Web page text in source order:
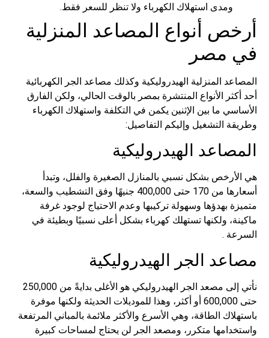
ومدى استهلاك الكهرباء ولا تنظر للسعر فقط.
أنواع المصاعد المنزلية
مصر
المنزلية الهيدروليكية وكذلك مصاعد الجر الكهربائية
الأنواع المنتشرة بمصر بالوقت الحالي، ولكن الفارق
ما بين الإثنين يكمن في التكلفة واستهلاك الكهرباء
التشغيل وإليكم التفاصيل:
الهيدروليكية
بشكل نسبي بالمنازل الصغيرة والفلل، وتبدأ
أسعارها من 170 حتى 400,000 جنيهًا وفق التشطيب والسعة،
بهدؤها وسهولة تركيبها وعدم الاحتياج لوجود غرفة
ولكنها تستهلك كهرباء بشكل أعلى نسبيًا وبطيئة في
.
الجر الهيدروليكية
نأتي إلى مصعد الجر الهيدروليكي هو الأغلى بدايةً من 250,000
حتى 600,000 أو أكثر، وهذا للموديلات الحديثة ولكنها موفرة
الطاقة، وهي الأسرع والأكثر ملائمة بالمباني المرتفعة
متكرر، ومصعد الجر لن يحتاج لمساحات كبيرة